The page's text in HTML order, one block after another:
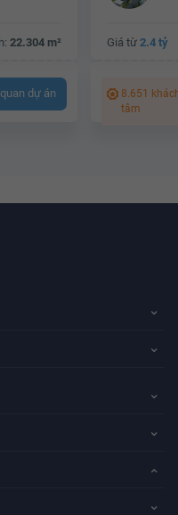
22.304 m²
dự án
Giá từ 2.4 tỷ
8.651
tâm